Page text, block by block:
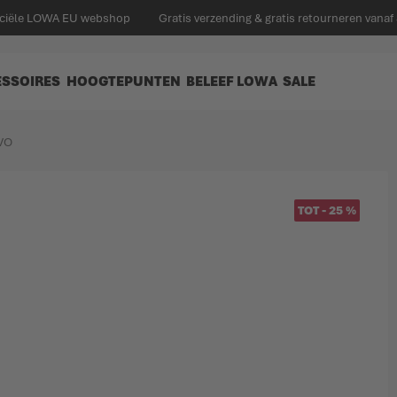
LOWA EU webshop Gratis verzending & gratis retourneren
HOOGTEPUNTEN BELEEF LOWA SALE
TOT-25%